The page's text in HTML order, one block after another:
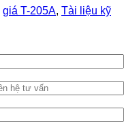
giá T-205A, Tài liệu kỹ